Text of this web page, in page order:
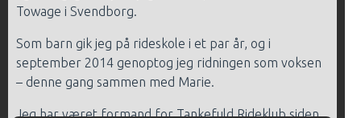
Towage i Svendborg.
Som barn gik jeg på rideskole i et par år, og i
september 2014 genoptog jeg ridningen som voksen
– denne gang sammen med Marie.
Jeg har været formand for Tankefuld Rideklub siden